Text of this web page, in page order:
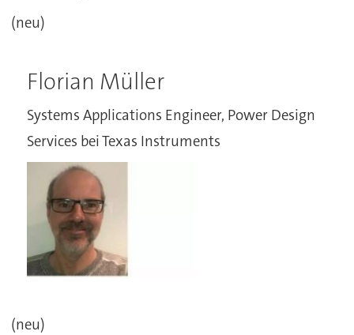
(neu)
Florian Müller
Systems Applications Engineer, Power Design
Services bei Texas Instruments
(neu)